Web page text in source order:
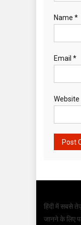
Name *
Email *
Website
हिंदी में सबसे
जानने के लिए